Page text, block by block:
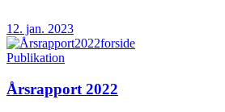
12. jan. 2023
Publikation
Årsrapport 2022